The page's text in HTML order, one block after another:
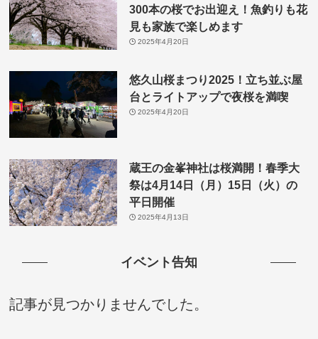
300本の桜でお出迎え！魚釣りも花
見も家族で楽しめます
2025年4月20日
悠久山桜まつり2025！立ち並ぶ屋
台とライトアップで夜桜を満喫
2025年4月20日
蔵王の金峯神社は桜満開！春季大
祭は4月14日（月）15日（火）の
平日開催
2025年4月13日
イベント告知
記事が見つかりませんでした。